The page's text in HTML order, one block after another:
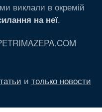
виклали в окремій
на неї.
и только новости